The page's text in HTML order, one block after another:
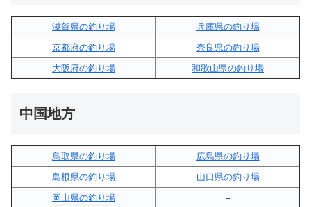
滋賀県の釣り場
兵庫県の釣り場
京都府の釣り場
奈良県の釣り場
大阪府の釣り場
和歌山県の釣り場
中国地方
鳥取県の釣り場
広島県の釣り場
島根県の釣り場
山口県の釣り場
岡山県の釣り場
–